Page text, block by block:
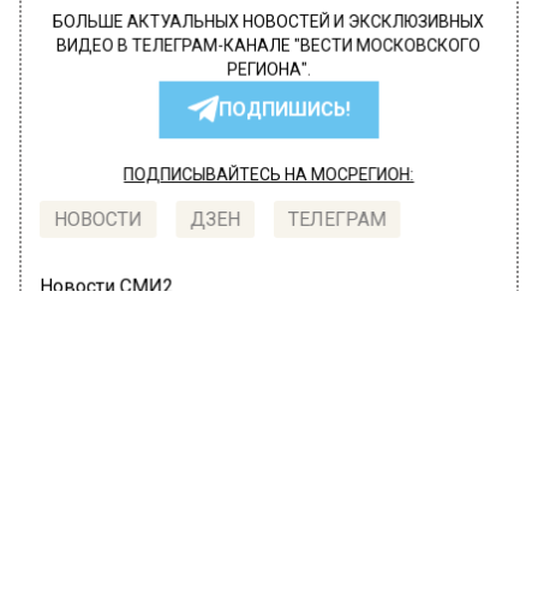
БОЛЬШЕ АКТУАЛЬНЫХ НОВОСТЕЙ И ЭКСКЛЮЗИВНЫХ
ВИДЕО В ТЕЛЕГРАМ-КАНАЛЕ "ВЕСТИ МОСКОВСКОГО
РЕГИОНА".
ПОДПИШИСЬ!
ПОДПИСЫВАЙТЕСЬ НА МОСРЕГИОН:
НОВОСТИ ДЗЕН ТЕЛЕГРАМ
Новости СМИ2